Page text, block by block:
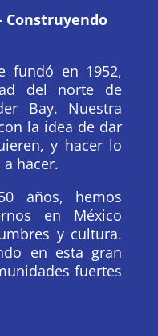
fundó en 1952,
del norte de
Bay. Nuestra
la idea de dar
y hacer lo
hacer.
años, hemos
en México
y cultura.
en esta gran
fuertes